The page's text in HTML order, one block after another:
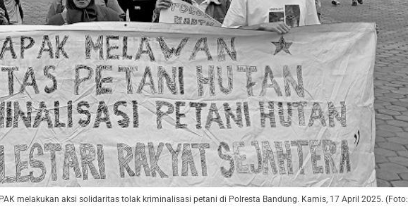
melakukan aksi solidaritas tolak kriminalisasi petani di Polresta Bandung. Kamis, 17 April 2025. (Foto: